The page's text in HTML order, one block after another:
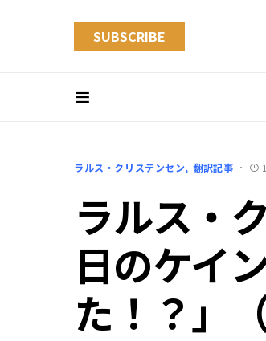
SUBSCRIBE
ラルス・クリステンセン 翻訳記事
ラルス・
日のケイ
た！？」